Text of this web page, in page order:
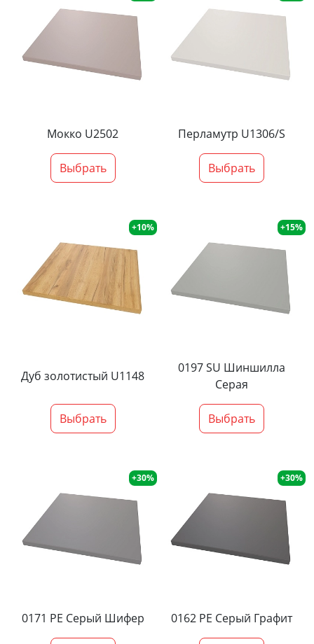
Мокко U2502
Выбрать
Перламутр U1306/S
Выбрать
+10%
Дуб золотистый U1148
Выбрать
+15%
0197 SU Шиншилла
Серая
Выбрать
+30%
0171 PE Серый Шифер
+30%
0162 PE Серый Графит